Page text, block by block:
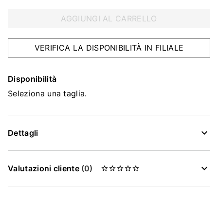
AGGIUNGI AL CARRELLO
VERIFICA LA DISPONIBILITÀ IN FILIALE
Disponibilità
Seleziona una taglia.
Dettagli
Valutazioni cliente (0)